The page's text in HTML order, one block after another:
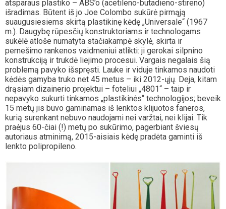
atsparaus plastiko – ABS’o (acetileno-butadieno-stireno)
išradimas. Būtent iš jo Joe Colombo sukūrė pirmąją
suaugusiesiems skirtą plastikinę kėdę „Universale“ (1967
m.). Daugybę rūpesčių konstruktoriams ir technologams
sukėlė atloše numatyta stačiakampė skylė, skirta ir
pernešimo rankenos vaidmeniui atlikti: ji gerokai silpnino
konstrukciją ir trukdė liejimo procesui. Vargais negalais šią
problemą pavyko išspręsti. Lauke ir viduje tinkamos naudoti
kėdės gamyba truko net 45 metus – iki 2012-ųjų. Deja, kitam
drąsiam dizainerio projektui – foteliui „4801“ – taip ir
nepavyko sukurti tinkamos „plastikinės“ technologijos; beveik
15 metų jis buvo gaminamas iš lenktos klijuotos faneros,
kurią surenkant nebuvo naudojami nei varžtai, nei klijai. Tik
praėjus 60-čiai (!) metų po sukūrimo, pagerbiant šviesų
autoriaus atminimą, 2015-aisiais kėdę pradėta gaminti iš
lenkto polipropileno.